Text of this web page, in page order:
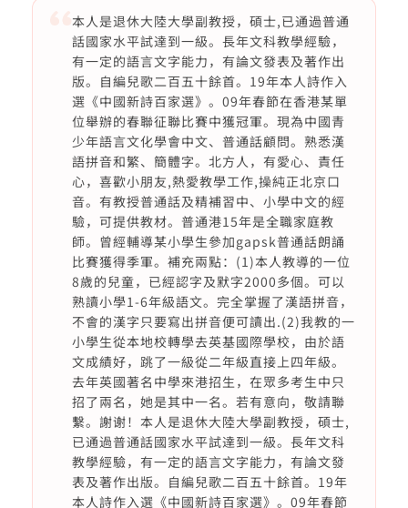
本人是退休大陸大學副教授，碩士,已通過普通
話國家水平試達到一級。長年文科教學經驗，
有一定的語言文字能力，有論文發表及著作出
版。自編兒歌二百五十餘首。19年本人詩作入
選《中國新詩百家選》。09年春節在香港某單
位舉辦的春聯征聯比賽中獲冠軍。現為中國青
少年語言文化學會中文、普通話顧問。熟悉漢
語拼音和繁、簡體字。北方人，有愛心、責任
心，喜歡小朋友,熱愛教學工作,操純正北京口
音。有教授普通話及精補習中、小學中文的經
驗，可提供教材。普通港15年是全職家庭教
師。曾經輔導某小學生參加gapsk普通話朗誦
比賽獲得季軍。補充兩點：(1)本人教導的一位
8歲的兒童，已經認字及默字2000多個。可以
熟讀小學1-6年級語文。完全掌握了漢語拼音，
不會的漢字只要寫出拼音便可讀出.(2)我教的一
小學生從本地校轉學去英基國際學校，由於語
文成績好，跳了一級從二年級直接上四年級。
去年英國著名中學來港招生，在眾多考生中只
招了兩名，她是其中一名。若有意向，敬請聯
繫。謝谢！本人是退休大陸大學副教授，碩士,
已通過普通話國家水平試達到一級。長年文科
教學經驗，有一定的語言文字能力，有論文發
表及著作出版。自編兒歌二百五十餘首。19年
本人詩作入選《中國新詩百家選》。09年春節